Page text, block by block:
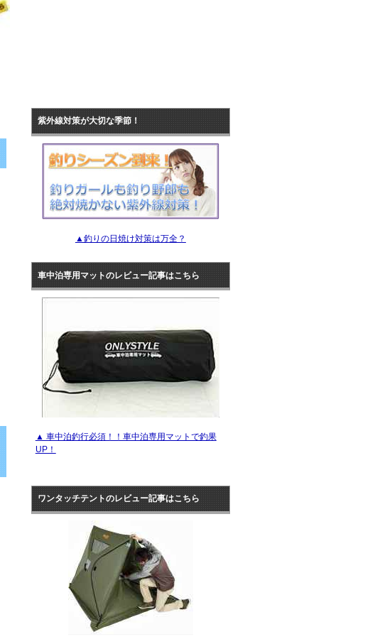
紫外線対策が大切な季節！
▲釣りの日焼け対策は万全？
車中泊専用マットのレビュー記事はこちら
▲ 車中泊釣行必須！！車中泊専用マットで釣果
UP！
ワンタッチテントのレビュー記事はこちら